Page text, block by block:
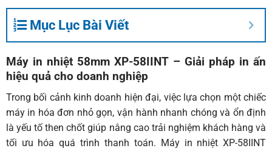
Mục Lục Bài Viết
Máy in nhiệt 58mm XP-58IINT – Giải pháp in ấn
hiệu quả cho doanh nghiệp
Trong bối cảnh kinh doanh hiện đại, việc lựa chọn một chiếc
máy in hóa đơn nhỏ gọn, vận hành nhanh chóng và ổn định
là yếu tố then chốt giúp nâng cao trải nghiệm khách hàng và
tối ưu hóa quá trình thanh toán. Máy in nhiệt XP-58IINT